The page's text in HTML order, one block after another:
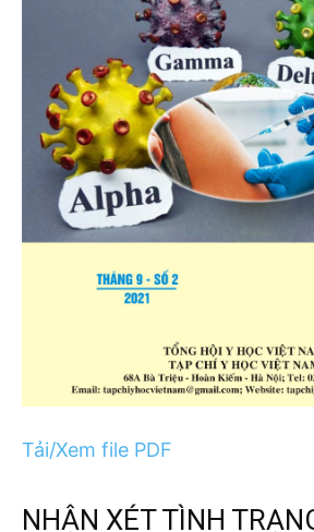
Tải/Xem file PDF
NHẬN XÉT TÌNH